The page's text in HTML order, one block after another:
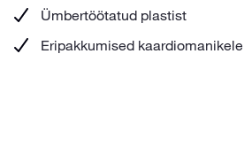
Ümbertöötatud plastist
Eripakkumised kaardiomanikele